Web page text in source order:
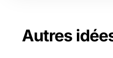
Autres